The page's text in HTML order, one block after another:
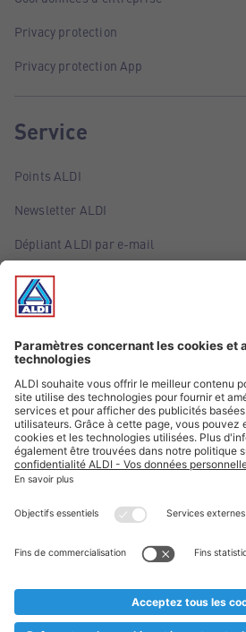
Privacy protection
Privacy protection App
Service
Points ALDI
Newsletter ALDI
Dépliant ALDI par e-mail
Offres
Infos essentielles
Suivez ALDI Belgique
Textes marqués d'un astérisque et
* Nous vendons ces articles
au cas où, malgré le planning bien
prématurément en rupture de stock.
** Sur ce site, l’utilisation de la forme